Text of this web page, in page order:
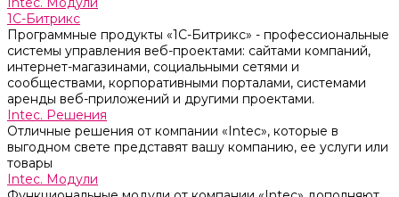
1С-Битрикс
Программные продукты «1С-Битрикс» - профессиональные
системы управления веб-проектами: сайтами компаний,
интернет-магазинами, социальными сетями и
сообществами, корпоративными порталами, системами
аренды веб-приложений и другими проектами.
Intec. Решения
Отличные решения от компании «Intec», которые в
выгодном свете представят вашу компанию, ее услуги или
товары
Intec. Модули